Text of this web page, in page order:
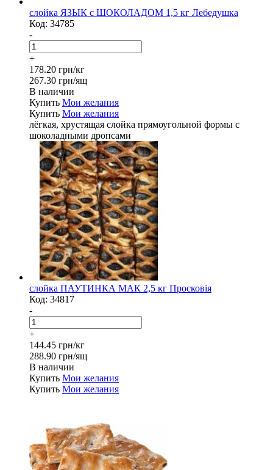
слойка ЯЗЫК с ШОКОЛАДОМ 1,5 кг Лебедушка
Код: 34785
-
+
178.20 грн/кг
267.30 грн/ящ
В наличии
Купить Мои желания
Купить Мои желания
лёгкая, хрустящая слойка прямоугольной формы с
шоколадными дропсами
слойка ПАУТИНКА МАК 2,5 кг Просковія
Код: 34817
-
+
144.45 грн/кг
288.90 грн/ящ
В наличии
Купить Мои желания
Купить Мои желания